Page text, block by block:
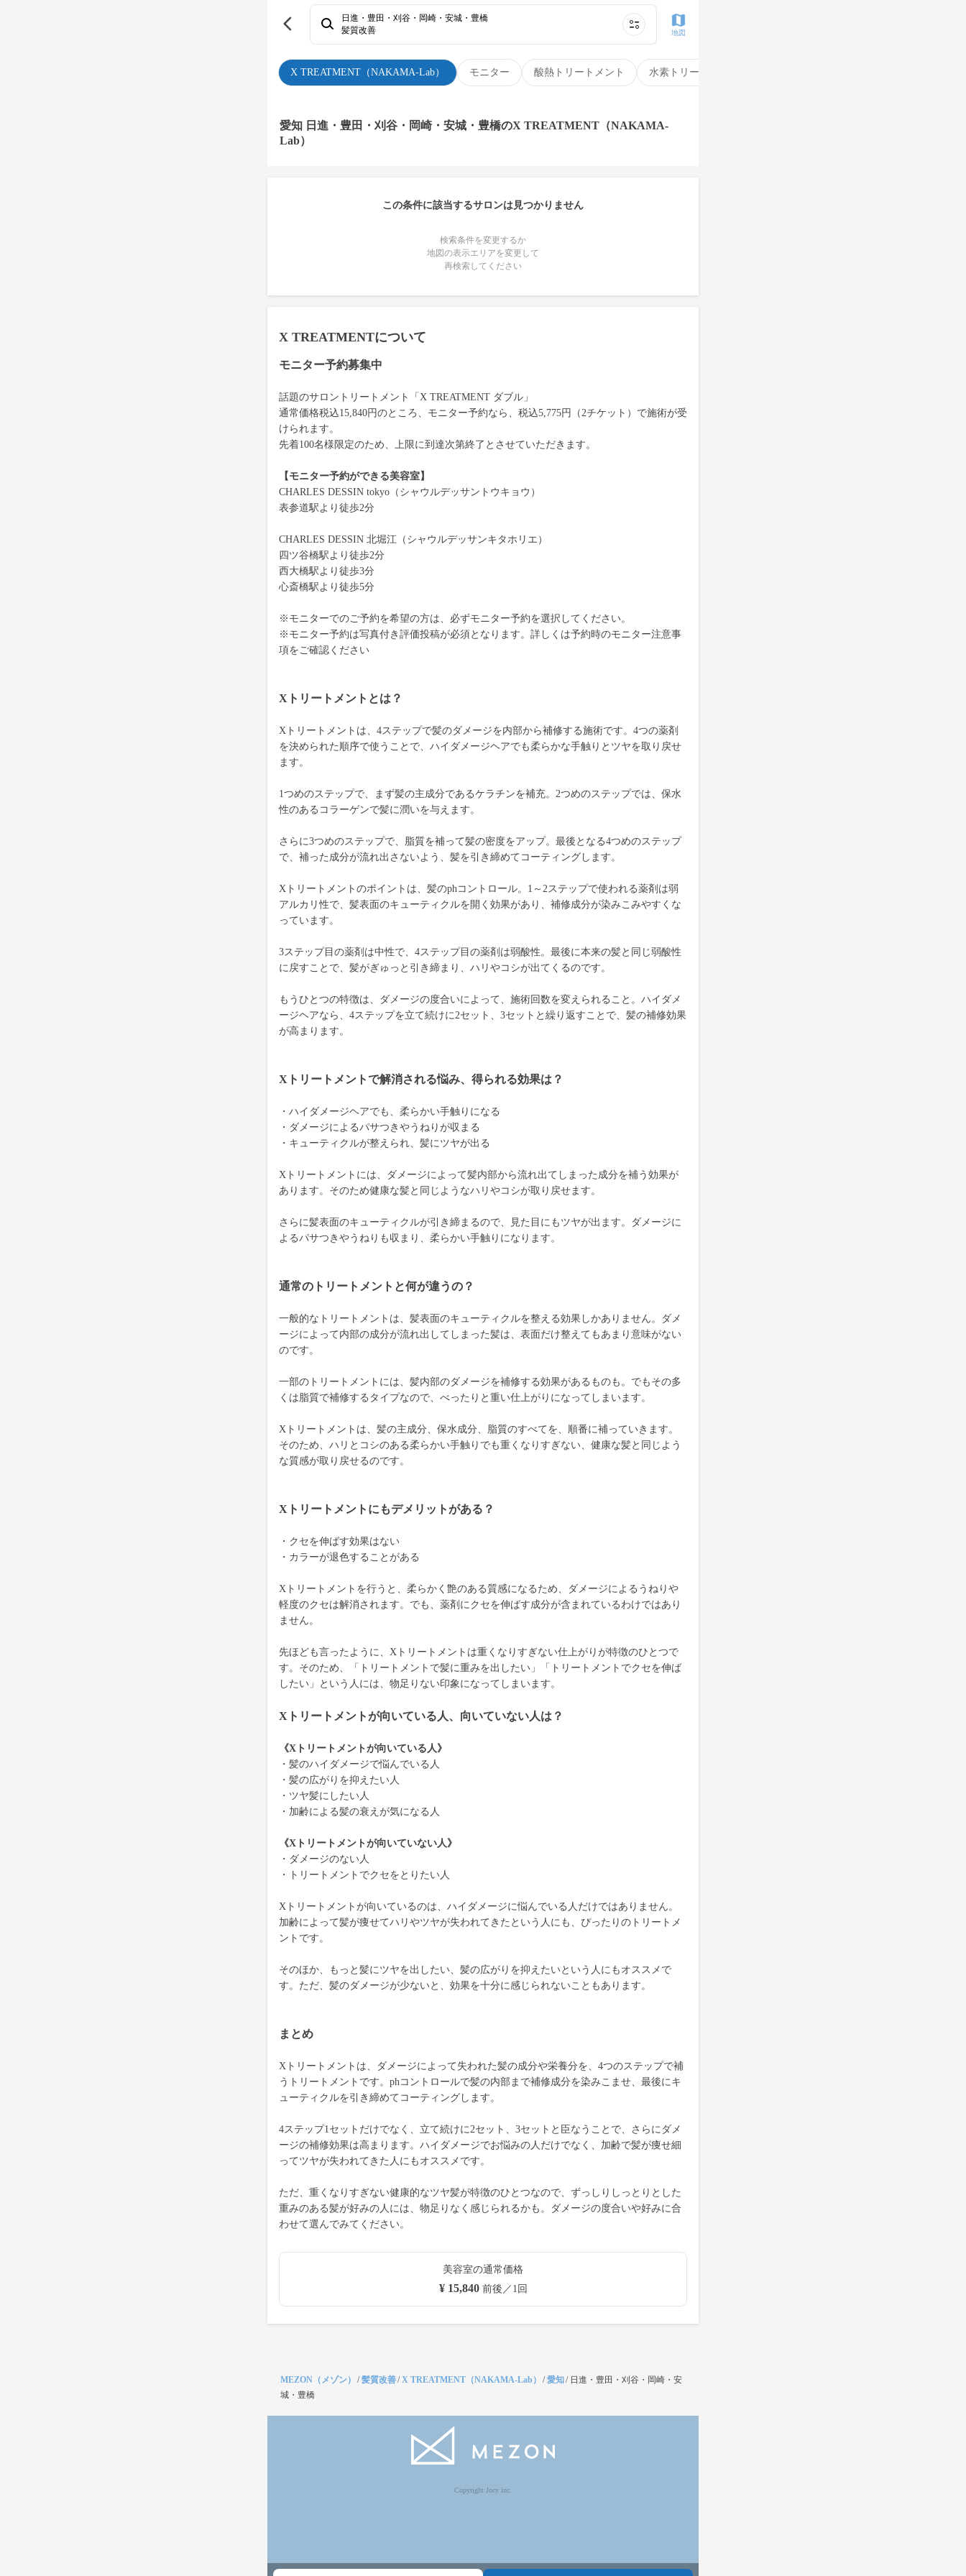
X TREATMENT（NAKAMA-Lab） モニター 酸熱トリートメント 水素トリートメント
日進・豊田・刈谷・岡崎・安城・豊橋
髪質改善
地図
愛知 日進・豊田・刈谷・岡崎・安城・豊橋のX TREATMENT（NAKAMA-
Lab）
この条件に該当するサロンは見つかりません
検索条件を変更するか
地図の表示エリアを変更して
再検索してください
X TREATMENTについて
モニター予約募集中
話題のサロントリートメント「X TREATMENT ダブル」
通常価格税込15,840円のところ、モニター予約なら、税込5,775円（2チケット）で施術が受
けられます。
先着100名様限定のため、上限に到達次第終了とさせていただきます。
【モニター予約ができる美容室】
CHARLES DESSIN tokyo（シャウルデッサントウキョウ）
表参道駅より徒歩2分
CHARLES DESSIN 北堀江（シャウルデッサンキタホリエ）
四ツ谷橋駅より徒歩2分
西大橋駅より徒歩3分
心斎橋駅より徒歩5分
※モニターでのご予約を希望の方は、必ずモニター予約を選択してください。
※モニター予約は写真付き評価投稿が必須となります。詳しくは予約時のモニター注意事
項をご確認ください
Xトリートメントとは？
Xトリートメントは、4ステップで髪のダメージを内部から補修する施術です。4つの薬剤
を決められた順序で使うことで、ハイダメージヘアでも柔らかな手触りとツヤを取り戻せ
ます。
1つめのステップで、まず髪の主成分であるケラチンを補充。2つめのステップでは、保水
性のあるコラーゲンで髪に潤いを与えます。
さらに3つめのステップで、脂質を補って髪の密度をアップ。最後となる4つめのステップ
で、補った成分が流れ出さないよう、髪を引き締めてコーティングします。
Xトリートメントのポイントは、髪のphコントロール。1～2ステップで使われる薬剤は弱
アルカリ性で、髪表面のキューティクルを開く効果があり、補修成分が染みこみやすくな
っています。
3ステップ目の薬剤は中性で、4ステップ目の薬剤は弱酸性。最後に本来の髪と同じ弱酸性
に戻すことで、髪がぎゅっと引き締まり、ハリやコシが出てくるのです。
もうひとつの特徴は、ダメージの度合いによって、施術回数を変えられること。ハイダメ
ージヘアなら、4ステップを立て続けに2セット、3セットと繰り返すことで、髪の補修効果
が高まります。
Xトリートメントで解消される悩み、得られる効果は？
・ハイダメージヘアでも、柔らかい手触りになる
・ダメージによるパサつきやうねりが収まる
・キューティクルが整えられ、髪にツヤが出る
Xトリートメントには、ダメージによって髪内部から流れ出てしまった成分を補う効果が
あります。そのため健康な髪と同じようなハリやコシが取り戻せます。
さらに髪表面のキューティクルが引き締まるので、見た目にもツヤが出ます。ダメージに
よるパサつきやうねりも収まり、柔らかい手触りになります。
通常のトリートメントと何が違うの？
一般的なトリートメントは、髪表面のキューティクルを整える効果しかありません。ダメ
ージによって内部の成分が流れ出してしまった髪は、表面だけ整えてもあまり意味がない
のです。
一部のトリートメントには、髪内部のダメージを補修する効果があるものも。でもその多
くは脂質で補修するタイプなので、べったりと重い仕上がりになってしまいます。
Xトリートメントは、髪の主成分、保水成分、脂質のすべてを、順番に補っていきます。
そのため、ハリとコシのある柔らかい手触りでも重くなりすぎない、健康な髪と同じよう
な質感が取り戻せるのです。
Xトリートメントにもデメリットがある？
・クセを伸ばす効果はない
・カラーが退色することがある
Xトリートメントを行うと、柔らかく艶のある質感になるため、ダメージによるうねりや
軽度のクセは解消されます。でも、薬剤にクセを伸ばす成分が含まれているわけではあり
ません。
先ほども言ったように、Xトリートメントは重くなりすぎない仕上がりが特徴のひとつで
す。そのため、「トリートメントで髪に重みを出したい」「トリートメントでクセを伸ば
したい」という人には、物足りない印象になってしまいます。
Xトリートメントが向いている人、向いていない人は？
《Xトリートメントが向いている人》
・髪のハイダメージで悩んでいる人
・髪の広がりを抑えたい人
・ツヤ髪にしたい人
・加齢による髪の衰えが気になる人
《Xトリートメントが向いていない人》
・ダメージのない人
・トリートメントでクセをとりたい人
Xトリートメントが向いているのは、ハイダメージに悩んでいる人だけではありません。
加齢によって髪が痩せてハリやツヤが失われてきたという人にも、ぴったりのトリートメ
ントです。
そのほか、もっと髪にツヤを出したい、髪の広がりを抑えたいという人にもオススメで
す。ただ、髪のダメージが少ないと、効果を十分に感じられないこともあります。
まとめ
Xトリートメントは、ダメージによって失われた髪の成分や栄養分を、4つのステップで補
うトリートメントです。phコントロールで髪の内部まで補修成分を染みこませ、最後にキ
ューティクルを引き締めてコーティングします。
4ステップ1セットだけでなく、立て続けに2セット、3セットと臣なうことで、さらにダメ
ージの補修効果は高まります。ハイダメージでお悩みの人だけでなく、加齢で髪が痩せ細
ってツヤが失われてきた人にもオススメです。
ただ、重くなりすぎない健康的なツヤ髪が特徴のひとつなので、ずっしりしっとりとした
重みのある髪が好みの人には、物足りなく感じられるかも。ダメージの度合いや好みに合
わせて選んでみてください。
美容室の通常価格
¥ 15,840前後／1回
MEZON（メゾン） /髪質改善/X TREATMENT（NAKAMA-Lab） /愛知/ 日進・豊田・刈谷・岡崎・安
城・豊橋
Copyright Jocy inc.